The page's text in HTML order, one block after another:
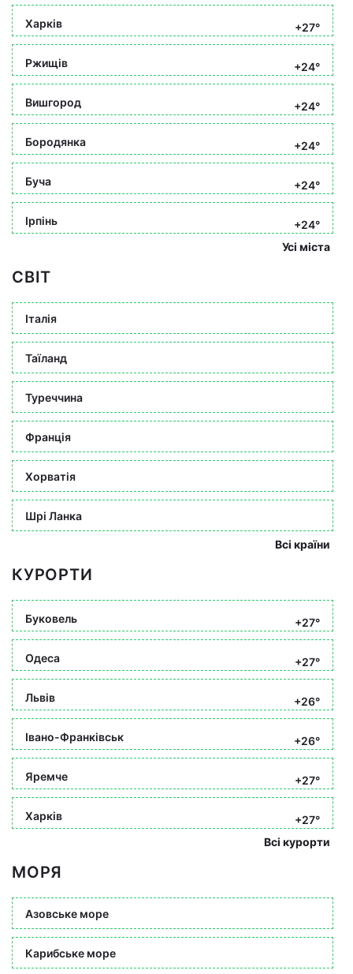
Харків +27°
Ржищів +24°
Вишгород +24°
Бородянка +24°
Буча +24°
Ірпінь
+24°
Усі міста
СВІТ
Італія
Таїланд
Туреччина
Франція
Хорватія
Шрі Ланка
Всі країни
КУРОРТИ
Буковель +27°
Одеса +27°
Львів +26°
Івано-Франківськ +26°
Яремче +27°
Харків
+27°
Всі курорти
МОРЯ
Азовське море
Карибське море